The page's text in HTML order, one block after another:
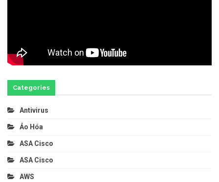
Categories
Antivirus
Ảo Hóa
ASA Cisco
ASA Cisco
AWS